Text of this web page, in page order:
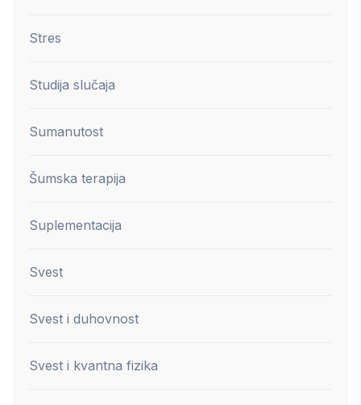
Stres
Studija slučaja
Sumanutost
Šumska terapija
Suplementacija
Svest
Svest i duhovnost
Svest i kvantna fizika